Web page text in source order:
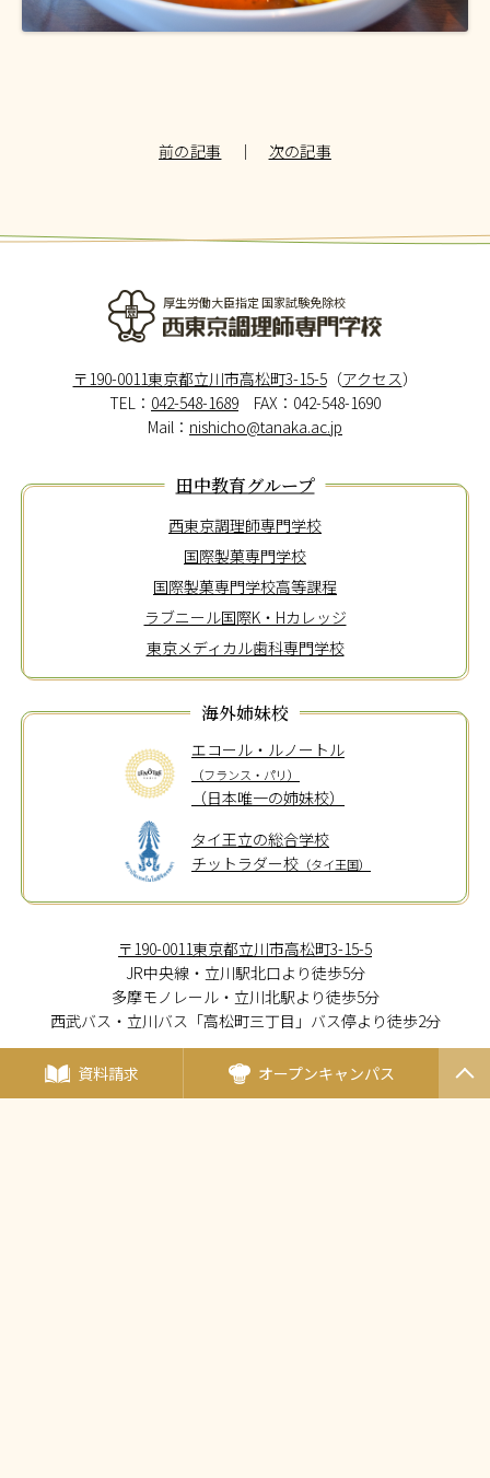
前の記事 ｜ 次の記事
厚生労働大臣指定 国家試験免除校
〒190-0011東京都立川市高松町3-15-5（アクセス）
TEL： 042-548-1689 FAX：042-548-1690
Mail： nishicho@tanaka.ac.jp
田中教育グループ
西東京調理師専門学校
国際製菓専門学校
国際製菓専門学校高等課程
ラブニール国際K・Hカレッジ
東京メディカル歯科専門学校
海外姉妹校
エコール・ルノートル
（フランス・パリ）
（日本唯一の姉妹校）
タイ王立の総合学校
チットラダー校 （タイ王国）
〒190-0011東京都立川市高松町3-15-5
JR中央線・立川駅北口より徒歩5分
多摩モノレール・立川北駅より徒歩5分
西武バス・立川バス「高松町三丁目」バス停より徒歩2分
資料請求
オープンキャンパス